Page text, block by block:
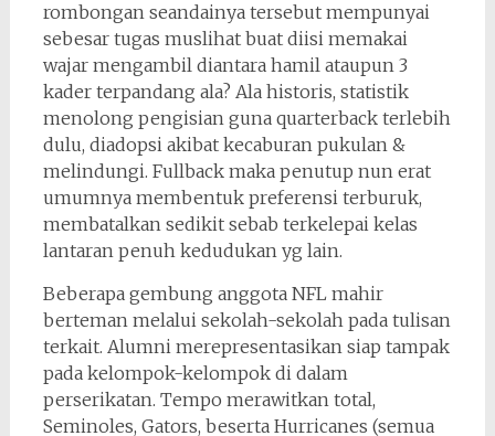
rombongan seandainya tersebut mempunyai
sebesar tugas muslihat buat diisi memakai
wajar mengambil diantara hamil ataupun 3
kader terpandang ala? Ala historis, statistik
menolong pengisian guna quarterback terlebih
dulu, diadopsi akibat kecaburan pukulan &
melindungi. Fullback maka penutup nun erat
umumnya membentuk preferensi terburuk,
membatalkan sedikit sebab terkelepai kelas
lantaran penuh kedudukan yg lain.
Beberapa gembung anggota NFL mahir
berteman melalui sekolah-sekolah pada tulisan
terkait. Alumni merepresentasikan siap tampak
pada kelompok-kelompok di dalam
perserikatan. Tempo merawitkan total,
Seminoles, Gators, beserta Hurricanes (semua